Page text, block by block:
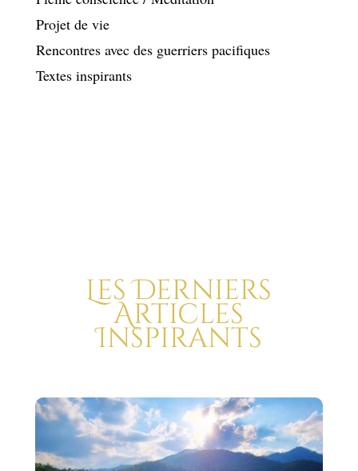
Projet de vie
Rencontres avec des guerriers pacifiques
Textes inspirants
Les Derniers
Articles
Inspirants